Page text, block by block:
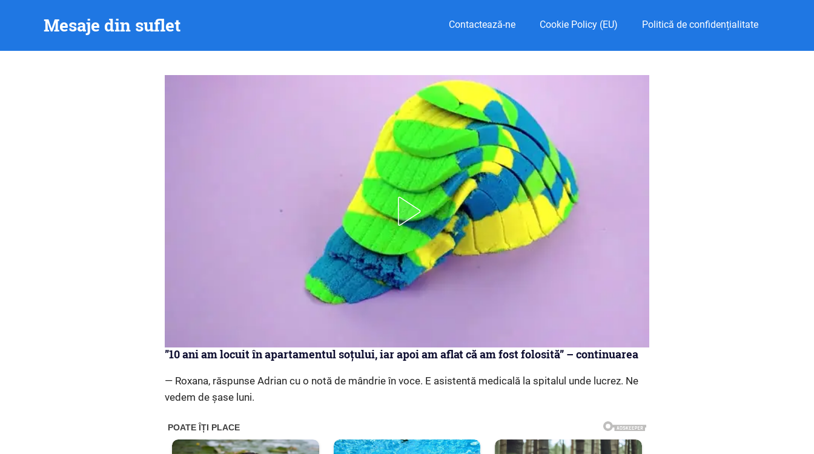
Mesaje din suflet Contactează-ne Cookie Policy (EU) Politică de confidențialitate
”10 ani am locuit în apartamentul soțului, iar apoi am aflat că am fost folosită” – continuarea
— Roxana, răspunse Adrian cu o notă de mândrie în voce. E asistentă medicală la spitalul unde lucrez. Ne
vedem de șase luni.